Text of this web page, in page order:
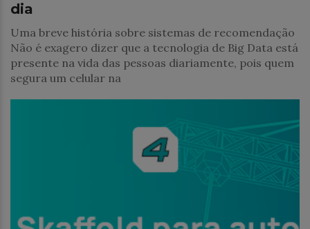
dia
Uma breve história sobre sistemas de recomendação
Não é exagero dizer que a tecnologia de Big Data está
presente na vida das pessoas diariamente, pois quem
segura um celular na